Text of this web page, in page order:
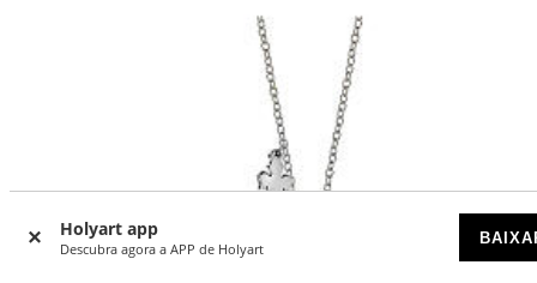
Holyart app
Descubra agora a APP de Holyart